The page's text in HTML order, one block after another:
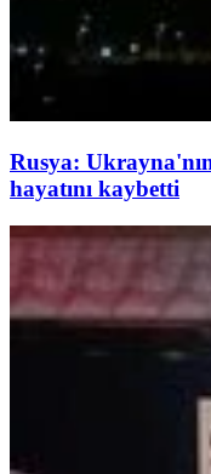
Rusya:
hayatını kaybetti